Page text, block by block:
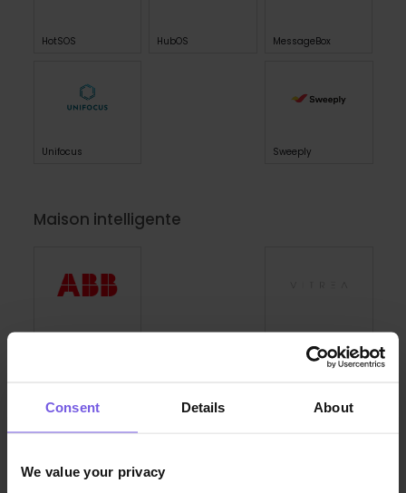
Consent Details About
We value your privacy
HotSOS HubOS MessageBox
Unifocus Sweeply
Maison intelligente
Visites et attractions